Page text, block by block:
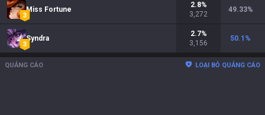
Miss Fortune
2.8%
3,272
49.33%
Syndra
2.7%
3,156
50.1 %
QUẢNG CÁO LOẠI BỎ QUẢNG CÁO